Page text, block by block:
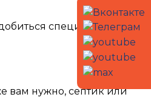
специальные
вам нужно, септик или